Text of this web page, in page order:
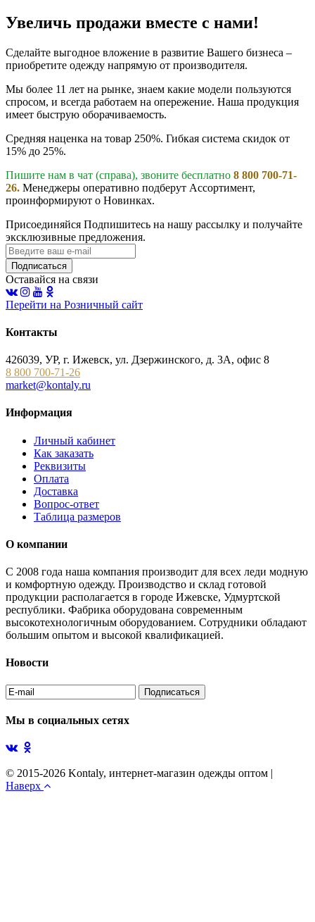
Увеличь продажи вместе с нами!
Сделайте выгодное вложение в развитие Вашего бизнеса –
приобретите одежду напрямую от производителя.
Мы более 11 лет на рынке, знаем какие модели пользуются
спросом, и всегда работаем на опережение. Наша продукция
имеет быструю оборачиваемость.
Средняя наценка на товар 250%. Гибкая система скидок от
15% до 25%.
Пишите нам в чат (справа), звоните бесплатно 8 800 700-71-
26. Менеджеры оперативно подберут Ассортимент,
проинформируют о Новинках.
Присоединяйся Подпишитесь на нашу рассылку и получайте
эксклюзивные предложения.
Подписаться
Оставайся на связи
Перейти на Розничный сайт
Контакты
426039, УР, г. Ижевск, ул. Дзержинского, д. 3А, офис 8
8 800 700-71-26
market@kontaly.ru
Информация
Личный кабинет
Как заказать
Реквизиты
Оплата
Доставка
Вопрос-ответ
Таблица размеров
О компании
С 2008 года наша компания производит для всех леди модную
и комфортную одежду. Производство и склад готовой
продукции располагается в городе Ижевске, Удмуртской
республики. Фабрика оборудована современным
высокотехнологичным оборудованием. Сотрудники обладают
большим опытом и высокой квалификацией.
Новости
Мы в социальных сетях
© 2015-2026 Kontaly, интернет-магазин одежды оптом |
Наверх